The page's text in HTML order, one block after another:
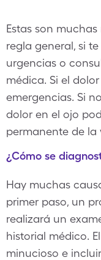
Estas son
regla general, si
urgencias o
médica. Si el
emergencias. Si
dolor en el ojo
permanente de la
¿Cómo se
Hay muchas
primer paso, un
realizará un
historial médico.
minucioso e